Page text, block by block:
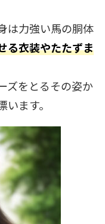
は力強い馬の胴体
る衣装やたたずま
ズをとるその姿か
ます。